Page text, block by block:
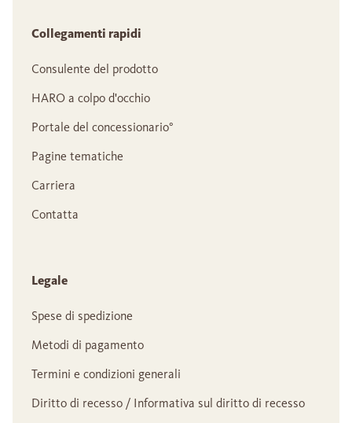
Collegamenti rapidi
Consulente del prodotto
HARO a colpo d'occhio
Portale del concessionario°
Pagine tematiche
Carriera
Contatta
Legale
Spese di spedizione
Metodi di pagamento
Termini e condizioni generali
Diritto di recesso / Informativa sul diritto di recesso